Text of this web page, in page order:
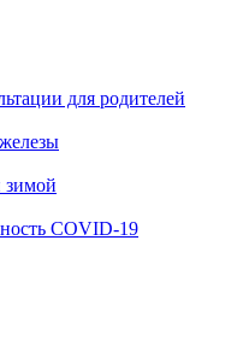
для родителей
зимой
COVID-19